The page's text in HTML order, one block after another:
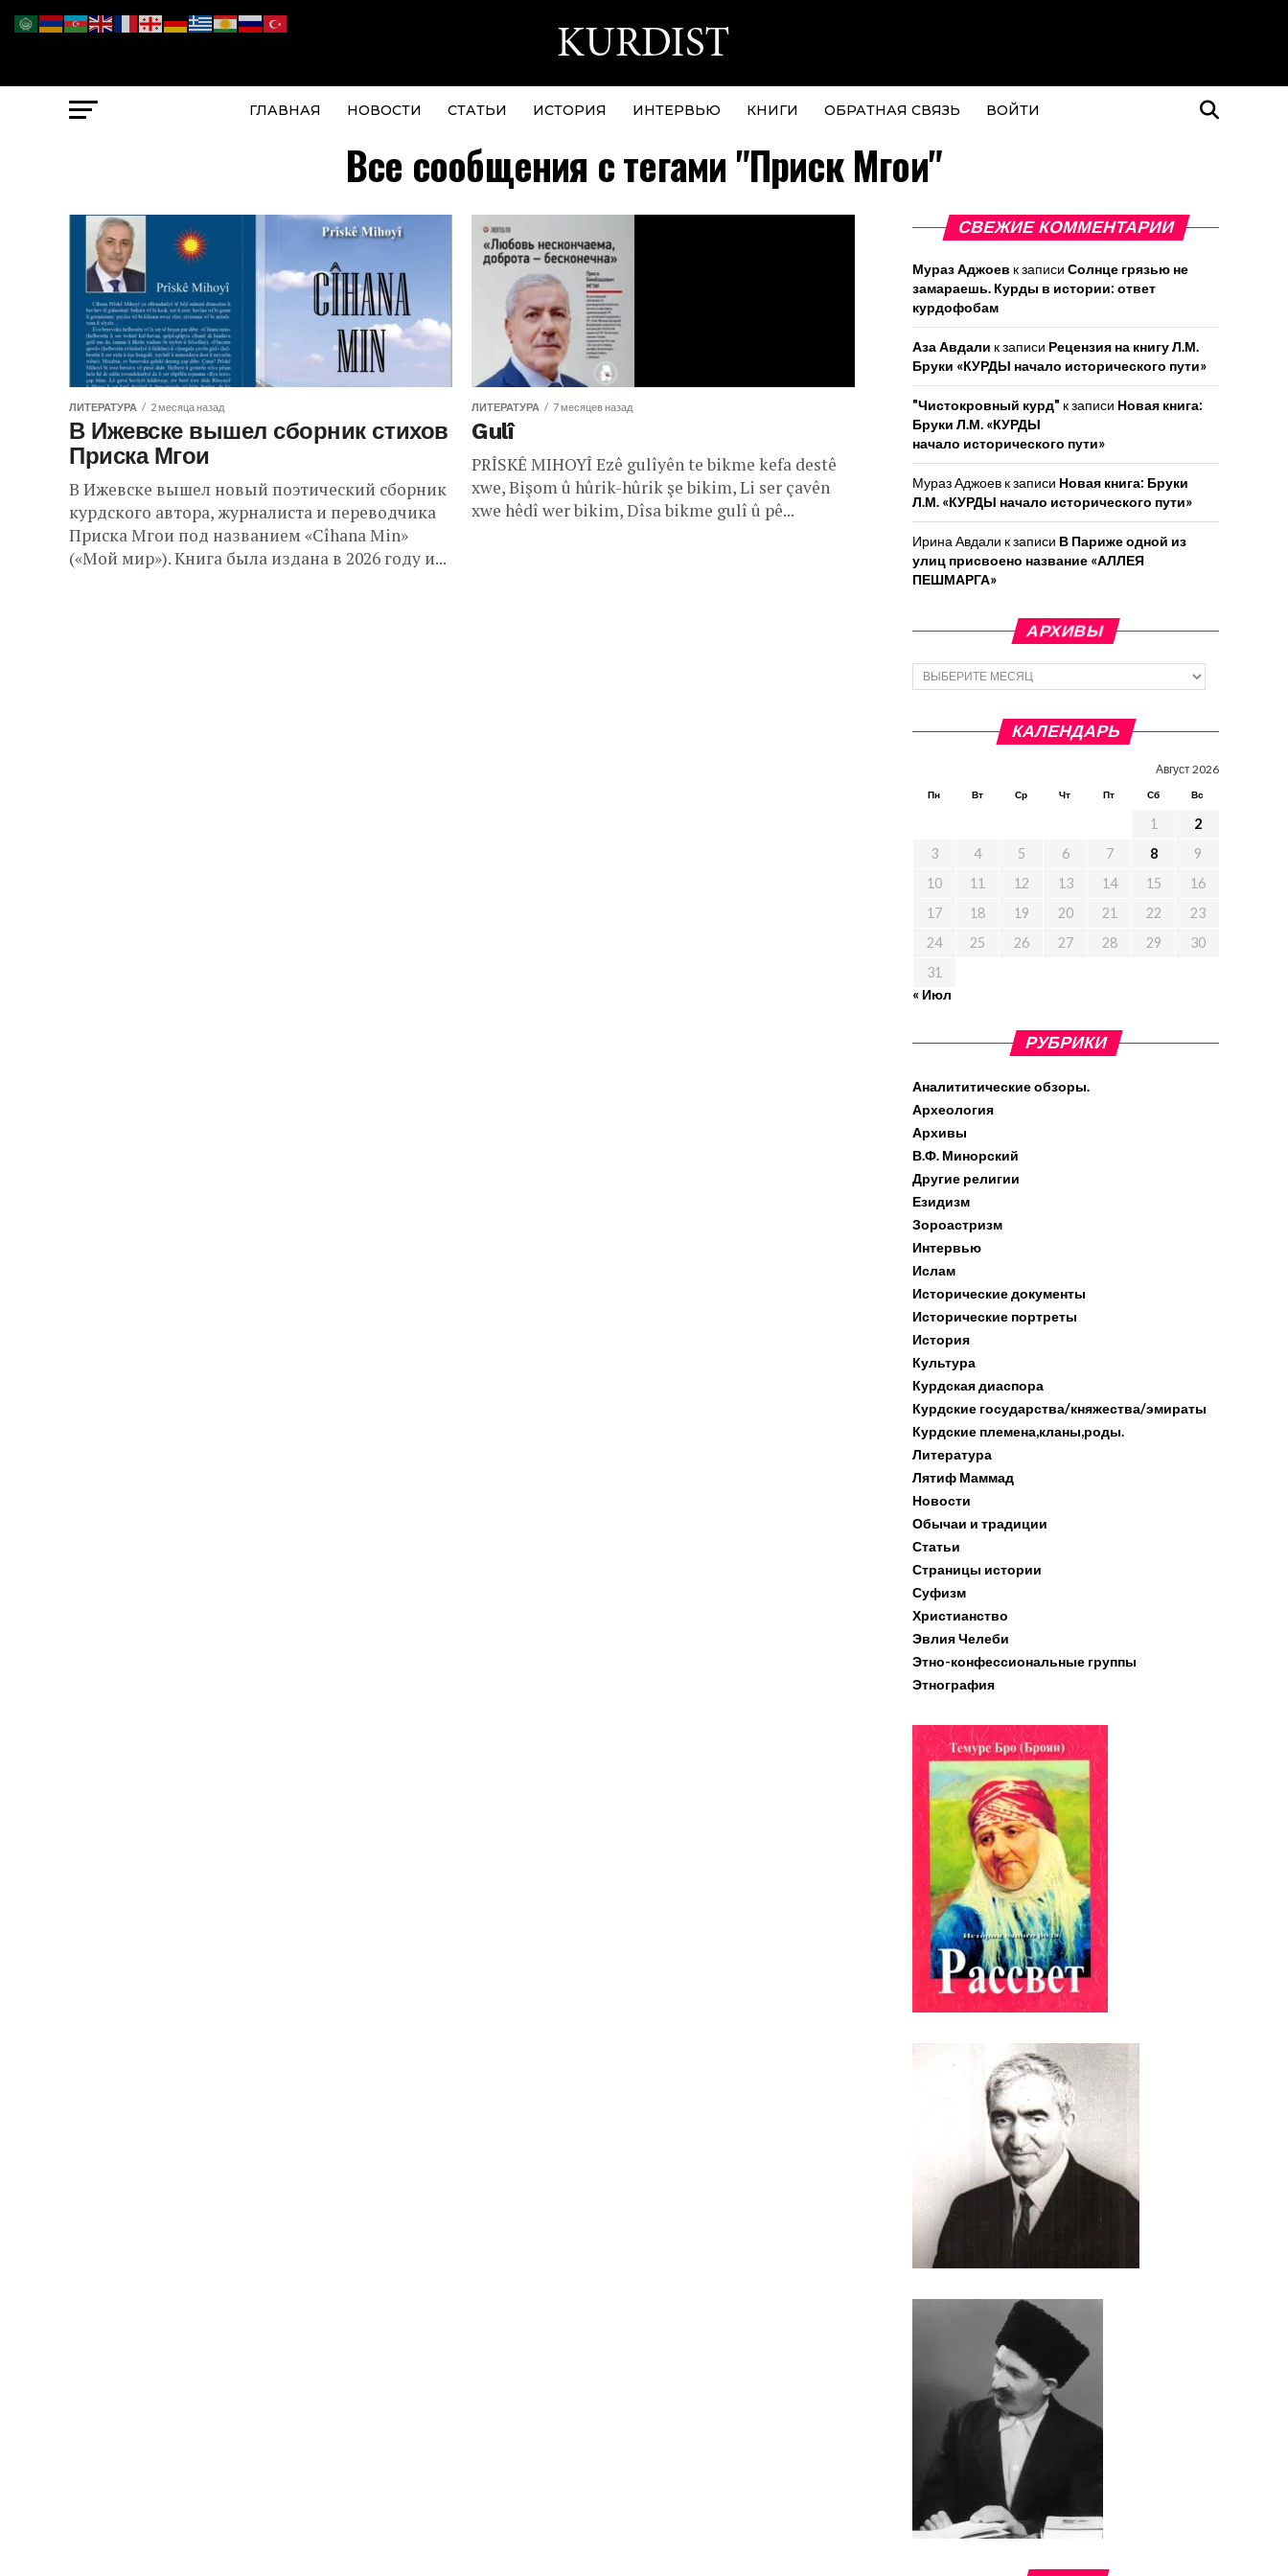
ГЛАВНАЯ НОВОСТИ СТАТЬИ ИСТОРИЯ ИНТЕРВЬЮ КНИГИ ОБРАТНАЯ СВЯЗЬ ВОЙТИ
Все сообщения с тегами "Приск Мгои"
ЛИТЕРАТУРА 2 месяца назад
В Ижевске вышел сборник стихов
Приска Мгои
В Ижевске вышел новый поэтический сборник
курдского автора, журналиста и переводчика
Приска Мгои под названием «Cîhana Min»
(«Мой мир»). Книга была издана в 2026 году и...
ЛИТЕРАТУРА 7 месяцев назад
Gulî
PRÎSKÊ MIHOYÎ Ezê gulîyên te bikme kefa destê
xwe, Bişom û hûrik-hûrik şe bikim, Li ser çavên
xwe hêdî wer bikim, Dîsa bikme gulî û pê...
СВЕЖИЕ КОММЕНТАРИИ
Мураз Аджоев к записи Солнце грязью не
замараешь. Курды в истории: ответ
курдофобам
Аза Авдали к записи Рецензия на книгу Л.М.
Бруки «КУРДЫ начало исторического пути»
"Чистокровный курд" к записи Новая книга:
Бруки Л.М. «КУРДЫ
начало исторического пути»
Мураз Аджоев к записи Новая книга: Бруки
Л.М. «КУРДЫ начало исторического пути»
Ирина Авдали к записи В Париже одной из
улиц присвоено название «АЛЛЕЯ
ПЕШМАРГА»
АРХИВЫ
Архивы
КАЛЕНДАРЬ
Август 2026
Пн Вт Ср Чт Пт Сб Вс
1
2
3
4 5 6 7 8
9
10
11 12 13 14 15
16
17
18 19 20 21 22
23
24
25 26 27 28 29
30
31
« Июл
РУБРИКИ
Аналититические обзоры.
Археология
Архивы
В.Ф. Минорский
Другие религии
Езидизм
Зороастризм
Интервью
Ислам
Исторические документы
Исторические портреты
История
Культура
Курдская диаспора
Курдские государства/княжества/эмираты
Курдские племена,кланы,роды.
Литература
Лятиф Маммад
Новости
Обычаи и традиции
Статьи
Страницы истории
Суфизм
Христианство
Эвлия Челеби
Этно-конфессиональные группы
Этнография